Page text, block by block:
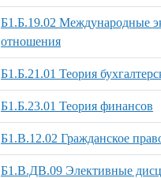
Б1.Б.19.02 Международные
отношения
Б1.Б.21.01 Теория
Б1.Б.23.01 Теория финансов
Б1.В.12.02 Гражданское
Б1.В.ДВ.09 Элективные